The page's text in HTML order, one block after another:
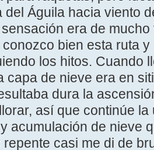
del Águila hacia viento
era de
bien esta ruta
los hitos. Cuando
capa de nieve era en
dura la
así que continúe
acumulación de nieve
repente casi me di de